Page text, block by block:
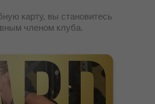
карту, вы становитесь
членом клуба.